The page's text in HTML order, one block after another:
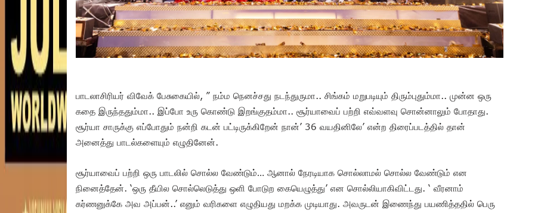
பாடலாசிரியர் விவேக் பேசுகையில், ” நம்ம நெனச்சது நடந்துருமா.. சிங்கம் மறுபடியும் திரும்புதும்மா.. முன்ன ஒரு
கதை இருந்ததும்மா.. இப்போ உரு கொண்டு இறங்குதம்மா.. சூர்யாவைப் பற்றி எவ்வளவு சொன்னாலும் போதாது.
சூர்யா சாருக்கு எப்போதும் நன்றி கடன் பட்டிருக்கிறேன் நான்’ 36 வயதினிலே’ என்ற திரைப்படத்தில் தான்
அனைத்து பாடல்களையும் எழுதினேன்.
சூர்யாவைப் பற்றி ஒரு பாடலில் சொல்ல வேண்டும்… ஆனால் நேரடியாக சொல்லாமல் சொல்ல வேண்டும் என
நினைத்தேன். ‘ஒரு தீயில சொல்லெடுத்து ஒளி போடுற கையெழுத்து’ என சொல்லியாகிவிட்டது. ‘ வீரனாம்
கர்ணனுக்கே அவ அப்பன்..’ எனும் வரிகளை எழுதியது மறக்க முடியாது. அவருடன் இணைந்து பயணித்ததில் பெரு